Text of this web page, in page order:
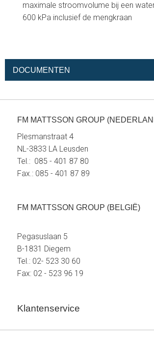
maximale stroomvolume bij een
600 kPa inclusief de mengkraan
DOCUMENTEN
FM MATTSSON GROUP
Plesmanstraat 4
NL-3833 LA Leusden
Tel.: 085 - 401 87 80
Fax.: 085 - 401 87 89
FM MATTSSON GROUP (BELGIË)
Pegasuslaan 5
B-1831 Diegem
Tel.: 02- 523 30 60
Fax: 02 - 523 96 19
Klantenservice